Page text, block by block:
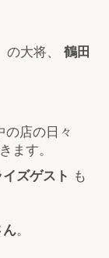
の大将、 鶴田
の店の日々
ます。
ズゲスト も
ん。